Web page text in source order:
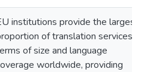
institutions provide the largest
of translation services in
of size and language
worldwide, providing